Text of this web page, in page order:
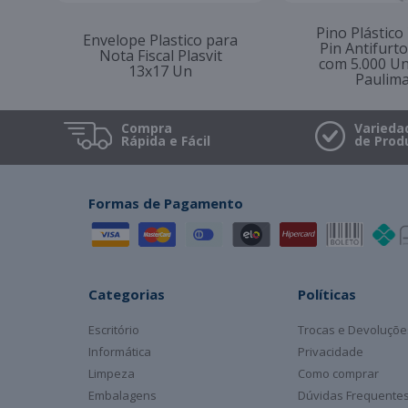
Envelope Plastico para
Nota Fiscal Plasvit
13x17 Un
Pino Plástico
Pin
com 5.000
Compra
Rápida e Fácil de
Formas de Pagamento
Categorias
Escritório
Informática
Limpeza
Embalagens
Políticas
Trocas e
Privacidade
Como comprar
Dúvidas Frequentes